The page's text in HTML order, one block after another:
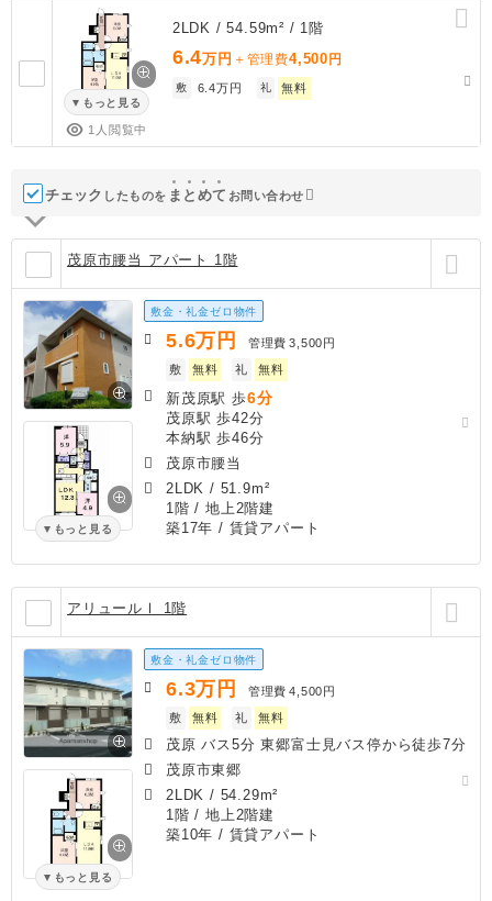
もっと見る
1人閲覧中
2LDK / 54.59m² / 1階
6.4万円 ＋管理費4,500 円
敷 6.4万円 礼 無料
チェック したものを ま と めて お問い合わせ
茂原市腰当 アパート 1階
もっと見る
敷金・礼金ゼロ物件
5.6万円 管理費 3,500円
敷
無料 礼 無料
新茂原駅 歩6分
茂原駅 歩42分
本納駅 歩46分
茂原市腰当
2LDK / 51.9m²
1階 / 地上2階建
築17年 / 賃貸アパート
アリュールⅠ 1階
もっと見る
敷金・礼金ゼロ物件
6.3万円 管理費 4,500円
敷
無料 礼 無料
茂原 バス5分 東郷富士見バス停から徒歩7分
茂原市東郷
2LDK / 54.29m²
1階 / 地上2階建
築10年 / 賃貸アパート